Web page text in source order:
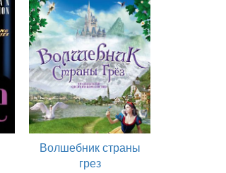
Волшебник страны
грез